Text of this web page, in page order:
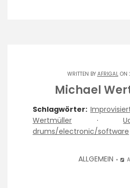
WRITTEN BY AFRIGALON
Michael
Schlagwörter:
Wertmüller ·
drums/electronic/software
ALLGEMEIN